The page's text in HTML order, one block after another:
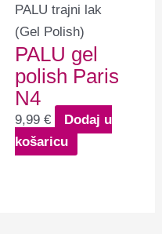
PALU trajni lak
(Gel Polish)
PALU gel
polish Paris
N4
9,99 €
Dodaj u
košaricu